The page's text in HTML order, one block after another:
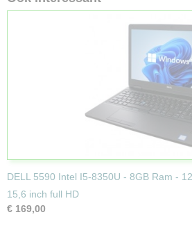
DELL 5590 Intel I5-8350U - 8GB Ram -
15,6 inch full HD
€ 169,00